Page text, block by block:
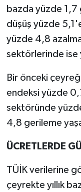
bazda yüzde
düşüş yüzde
yüzde 4,8
sektörlerinde ise
Bir önceki
endeksi yüzde
sektöründe
4,8 gerileme
ÜCRETLERDE
TÜİK verilerine
çeyrekte yıllık